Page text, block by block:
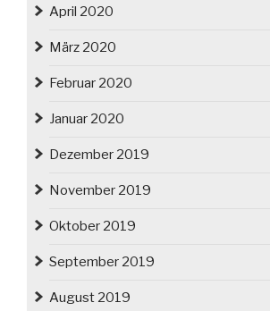
April 2020
März 2020
Februar 2020
Januar 2020
Dezember 2019
November 2019
Oktober 2019
September 2019
August 2019